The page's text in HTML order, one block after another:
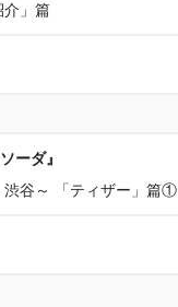
介」篇
ーダ』
渋谷～ 「ティザー」篇①